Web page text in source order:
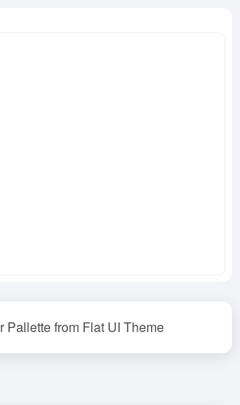
Pallette from Flat UI Theme